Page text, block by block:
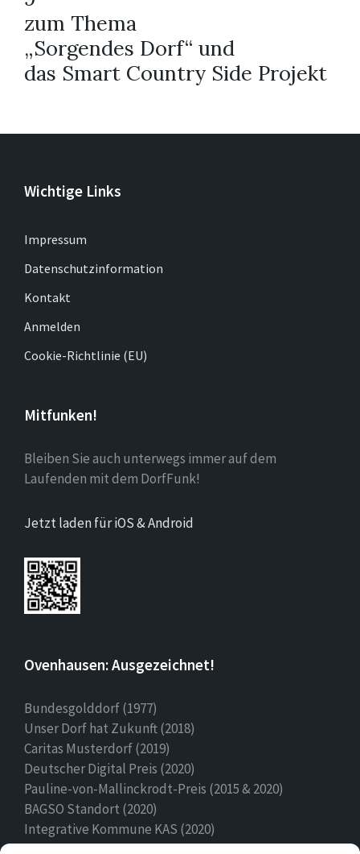
zum Thema
„Sorgendes Dorf“ und
das Smart Country Side Projekt
Wichtige Links
Impressum
Datenschutzinformation
Kontakt
Anmelden
Cookie-Richtlinie (EU)
Mitfunken!
Bleiben Sie auch unterwegs immer auf dem
Laufenden mit dem DorfFunk!
Jetzt laden für iOS & Android
Ovenhausen: Ausgezeichnet!
Bundesgolddorf (1977)
Unser Dorf hat Zukunft (2018)
Caritas Musterdorf (2019)
Deutscher Digital Preis (2020)
Pauline-von-Mallinckrodt-Preis (2015 & 2020)
BAGSO Standort (2020)
Integrative Kommune KAS (2020)
Ehrenamtspreis Stadt Höxter (2020)